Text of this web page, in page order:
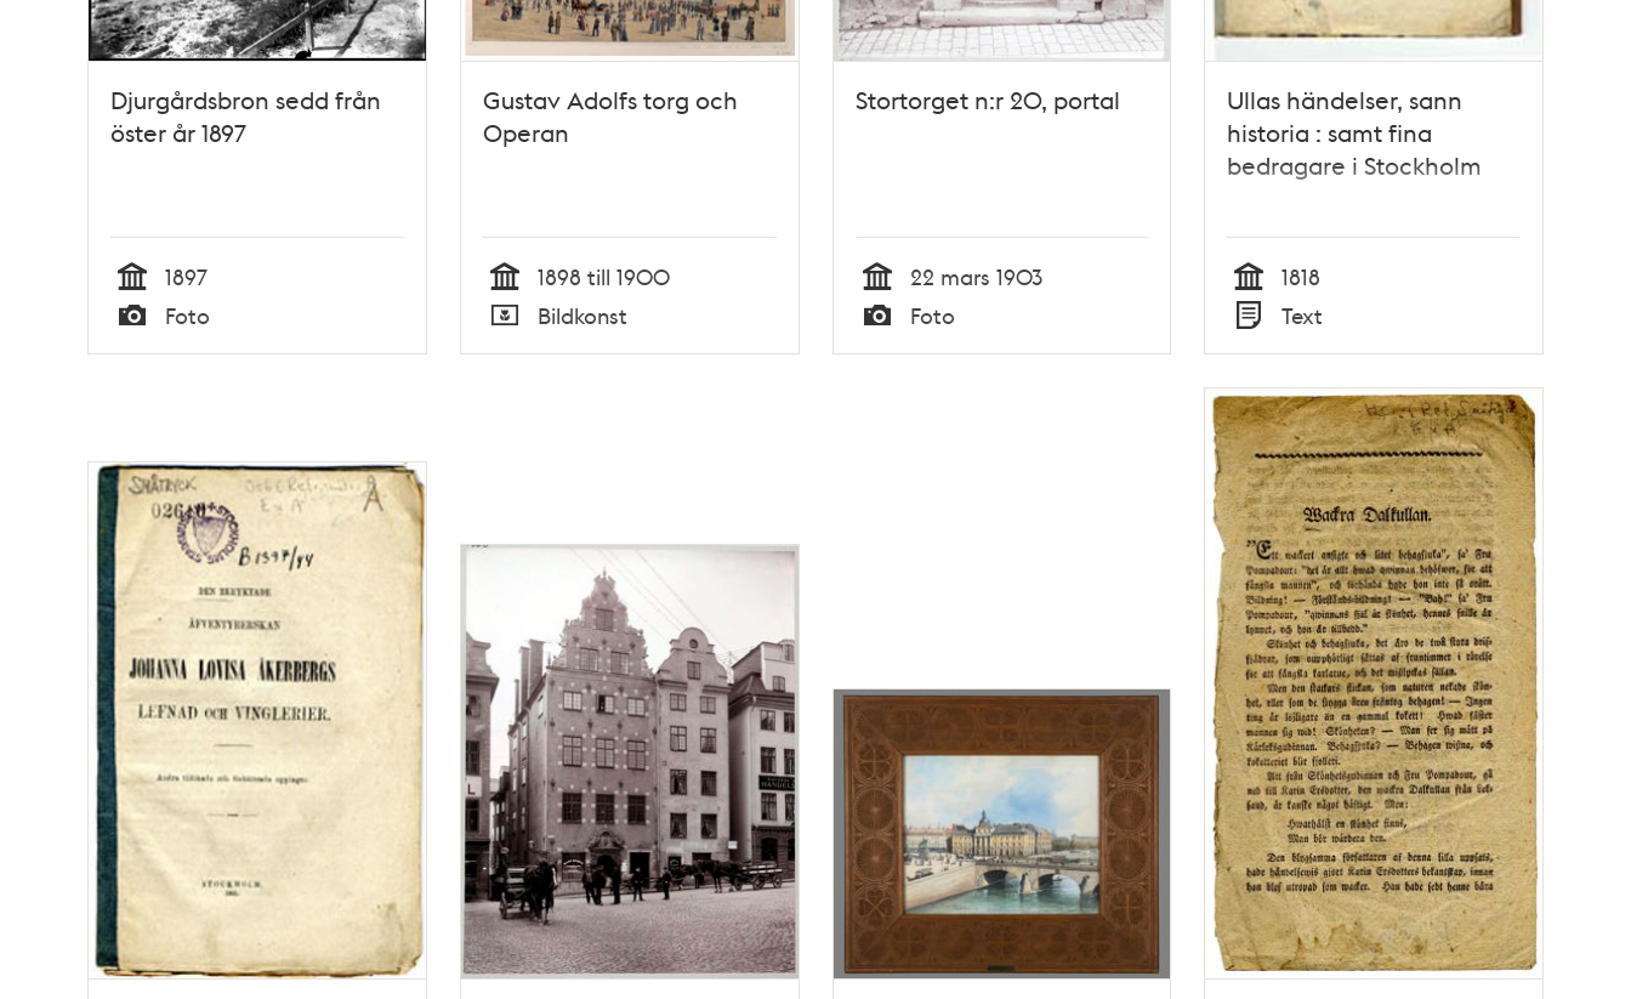
Djurgårdsbron sedd från
öster år 1897
Tid
1897
Typ
Foto
Gustav Adolfs torg och
Operan
Tid
1898 till 1900
Typ
Bildkonst
Stortorget n:r 20, portal
Tid
22 mars 1903
Typ
Foto
Ullas händelser, sann
historia : samt fina
bedragare i Stockholm
Tid
1818
Typ
Text